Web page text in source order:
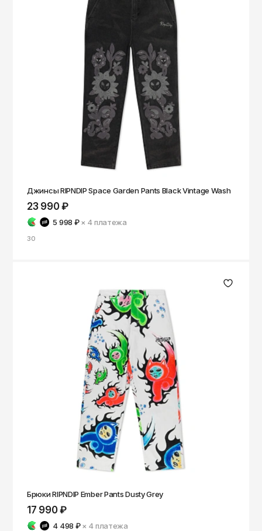
Джинсы RIPNDIP Space Garden Pants Black Vintage Wash
23 990 ₽
5 998 ₽ × 4платежа
30
Брюки RIPNDIP Ember Pants Dusty Grey
17 990 ₽
4 498 ₽ × 4платежа